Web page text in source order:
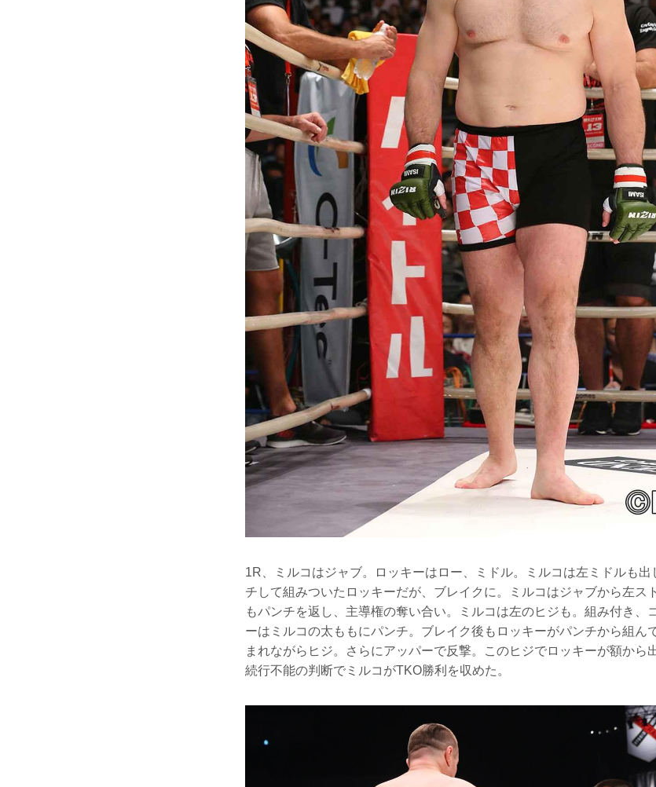
1R、ミルコはジャブ。ロッキーはロー、ミドル。ミルコは左ミドルも出
チして組みついたロッキーだが、ブレイクに。ミルコはジャブから左ス
もパンチを返し、主導権の奪い合い。ミルコは左のヒジも。組み付き、
ーはミルコの太ももにパンチ。ブレイク後もロッキーがパンチから組ん
まれながらヒジ。さらにアッパーで反撃。このヒジでロッキーが額から
続行不能の判断でミルコがTKO勝利を収めた。